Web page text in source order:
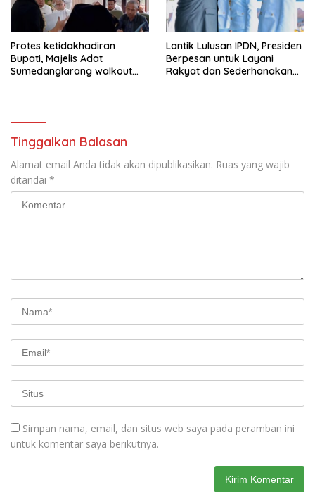
Protes ketidakhadiran
Bupati, Majelis Adat
Sumedanglarang walkout
Lantik Lulusan IPDN, Presiden
Berpesan untuk Layani
Rakyat dan Sederhanakan
Tinggalkan Balasan
Alamat email Anda tidak akan dipublikasikan. Ruas yang wajib
ditandai *
Simpan nama, email, dan situs web saya pada peramban ini
untuk komentar saya berikutnya.